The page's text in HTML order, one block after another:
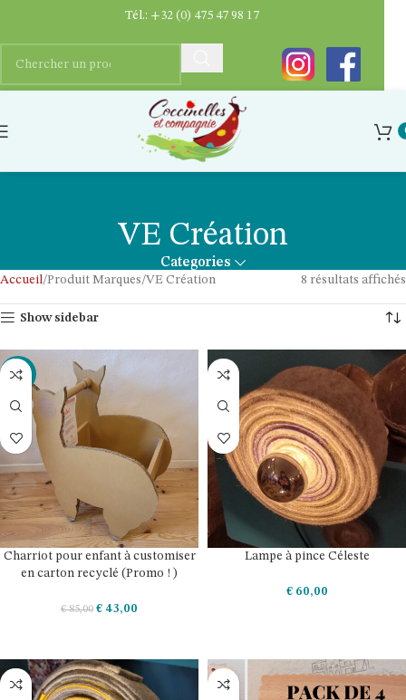
VE Création
Categories
Accueil Produit Marques VE Création 8 résultats affichés
Show sidebar
-49%
Charriot pour enfant à customiser
en carton recyclé (Promo ! )
€85,00 € 43,00
Lampe à pince Céleste
€60,00
Tél.: +32 (0) 475 47 98 17